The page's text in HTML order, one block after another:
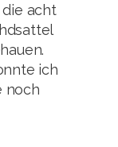
acht
ich
noch